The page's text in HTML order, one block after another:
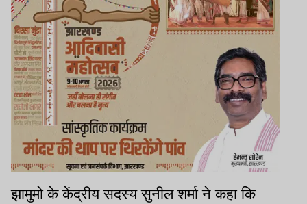
झामुमो के केंद्रीय सदस्य सुनील शर्मा ने कहा कि